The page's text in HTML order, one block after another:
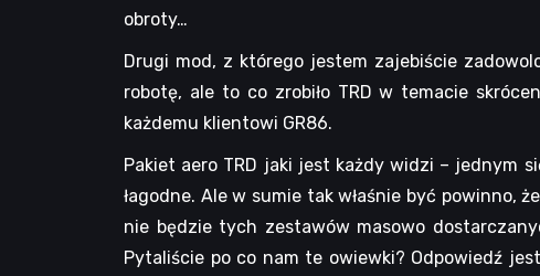
obroty…
Drugi mod, z którego jestem zajebiście
robotę, ale to co zrobiło TRD w temacie
każdemu klientowi GR86.
Pakiet aero TRD jaki jest każdy widzi – jednym
łagodne. Ale w sumie tak właśnie być powinno,
nie będzie tych zestawów masowo
Pytaliście po co nam te owiewki? Odpowiedź